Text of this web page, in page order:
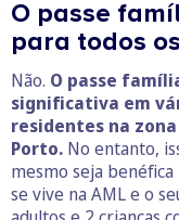
O passe
para todos
Não. O passe
significativa em
residentes na
Porto. No entanto,
mesmo seja
se vive na AML e o